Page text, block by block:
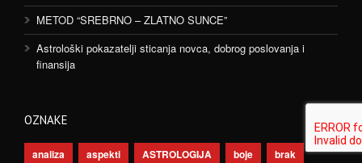
METOD “SREBRNO – ZLATNO SUNCE”
Astrološki pokazatelji sticanja novca, dobrog poslovanja i
finansija
OZNAKE
analiza aspekti ASTROLOGIJA boje brak